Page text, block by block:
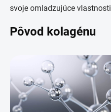
svoje omladzujúce
Pôvod kolagénu